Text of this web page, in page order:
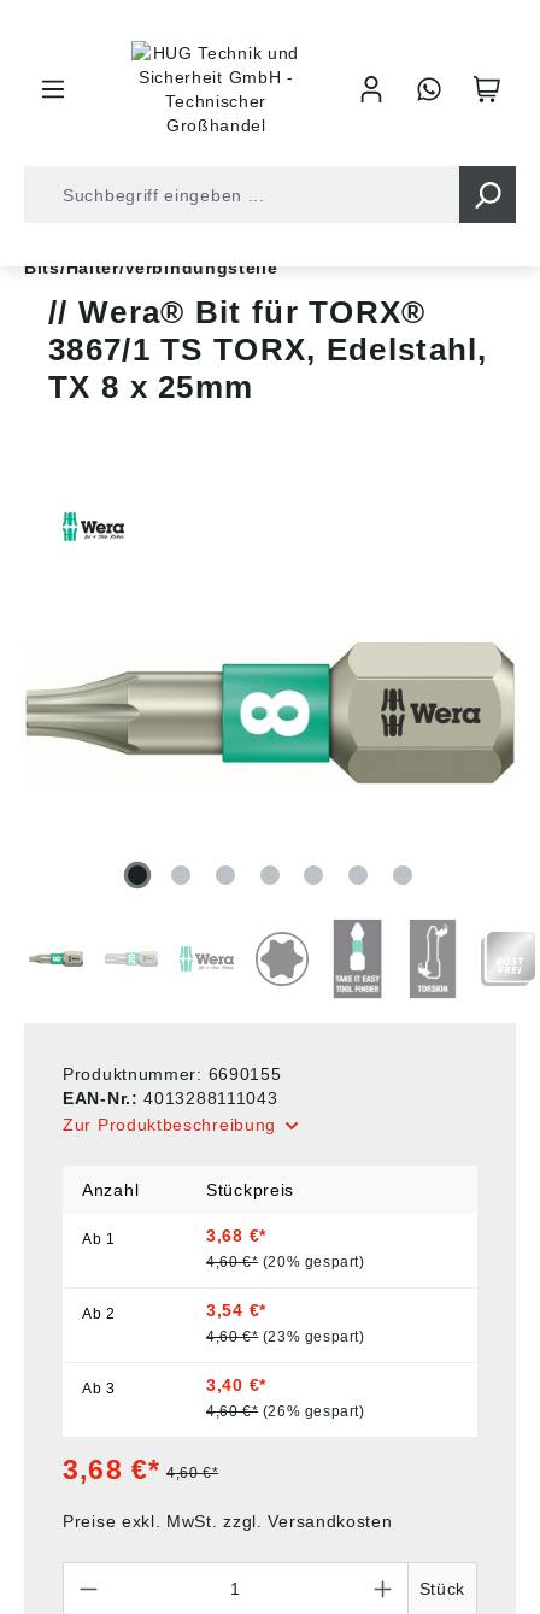
Bits/Halter/Verbindungsteile
Wera® Bit für TORX®
3867/1 TS TORX, Edelstahl,
TX 8 x 25mm
Produktnummer: 6690155
EAN-Nr.:4013288111043
Zur Produktbeschreibung
Anzahl Stückpreis
Ab 1 3,68 €*
4,60 €* (20% gespart)
Ab 2 3,54 €*
4,60 €* (23% gespart)
Ab 3 3,40 €*
4,60 €* (26% gespart)
3,68 €* 4,60 €*
Preise exkl. MwSt. zzgl. Versandkosten
Stück